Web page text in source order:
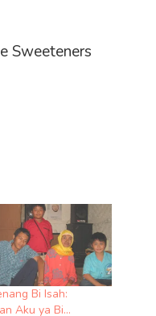
Sweeteners
Bi Isah:
Aku ya Bi…